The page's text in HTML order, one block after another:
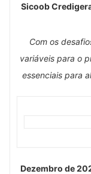
Sicoob
Com os
variáveis para o
essenciais para
Dezembro de